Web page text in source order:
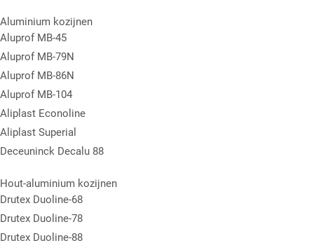
Aluminium kozijnen
Aluprof MB-45
Aluprof MB-79N
Aluprof MB-86N
Aluprof MB-104
Aliplast Econoline
Aliplast Superial
Deceuninck Decalu 88
Hout-aluminium kozijnen
Drutex Duoline-68
Drutex Duoline-78
Drutex Duoline-88